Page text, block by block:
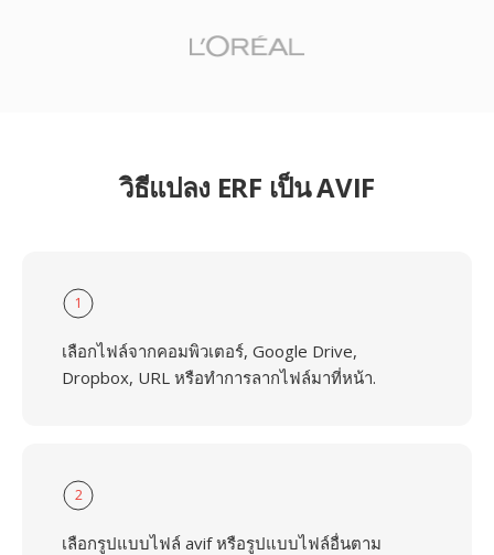
วิธีแปลง ERF เป็น AVIF
1
เลือกไฟล์จากคอมพิวเตอร์, Google Drive,
Dropbox, URL หรือทำการลากไฟล์มาที่หน้า.
2
เลือกรูปแบบไฟล์ avif หรือรูปแบบไฟล์อื่นตาม